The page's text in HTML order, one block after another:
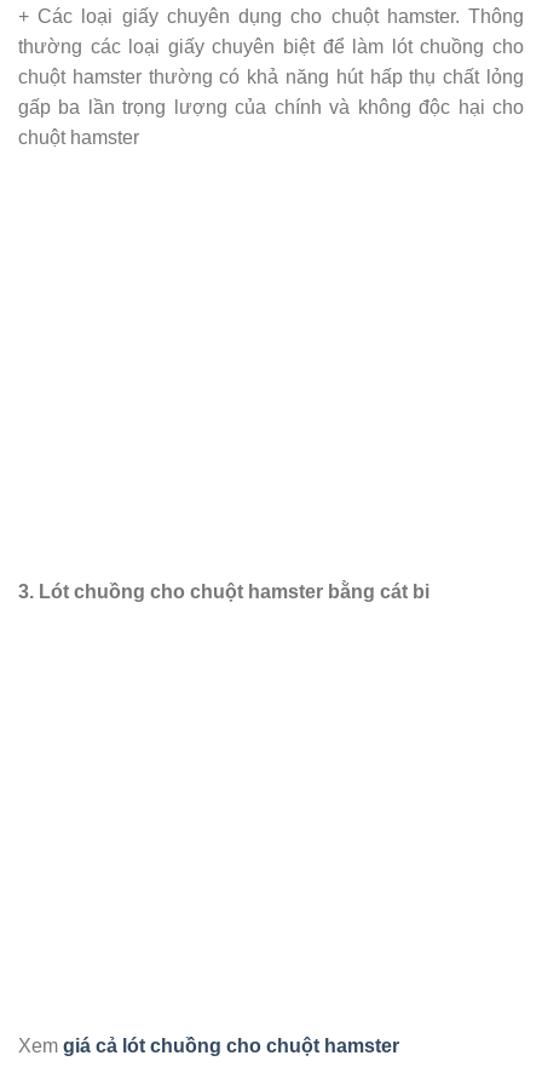
+ Các loại giấy chuyên dụng cho chuột hamster. Thông
thường các loại giấy chuyên biệt để làm lót chuồng cho
chuột hamster thường có khả năng hút hấp thụ chất lỏng
gấp ba lần trọng lượng của chính và không độc hại cho
chuột hamster
3. Lót chuồng cho chuột hamster bằng cát bi
Xem giá cả lót chuồng cho chuột hamster